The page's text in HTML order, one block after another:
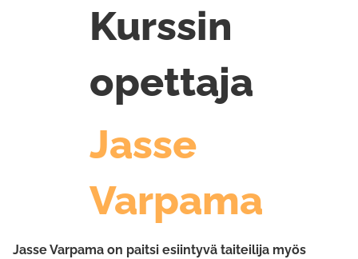
Kurssin
opettaja
Jasse
Varpama
Jasse Varpama on paitsi esiintyvä taiteilija myös